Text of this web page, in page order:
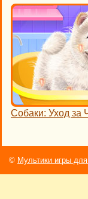
Собаки: Уход за
© Мультики игры